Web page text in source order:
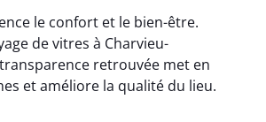
le confort et le bien-être.
de vitres à Charvieu-
retrouvée met en
et améliore la qualité du lieu.